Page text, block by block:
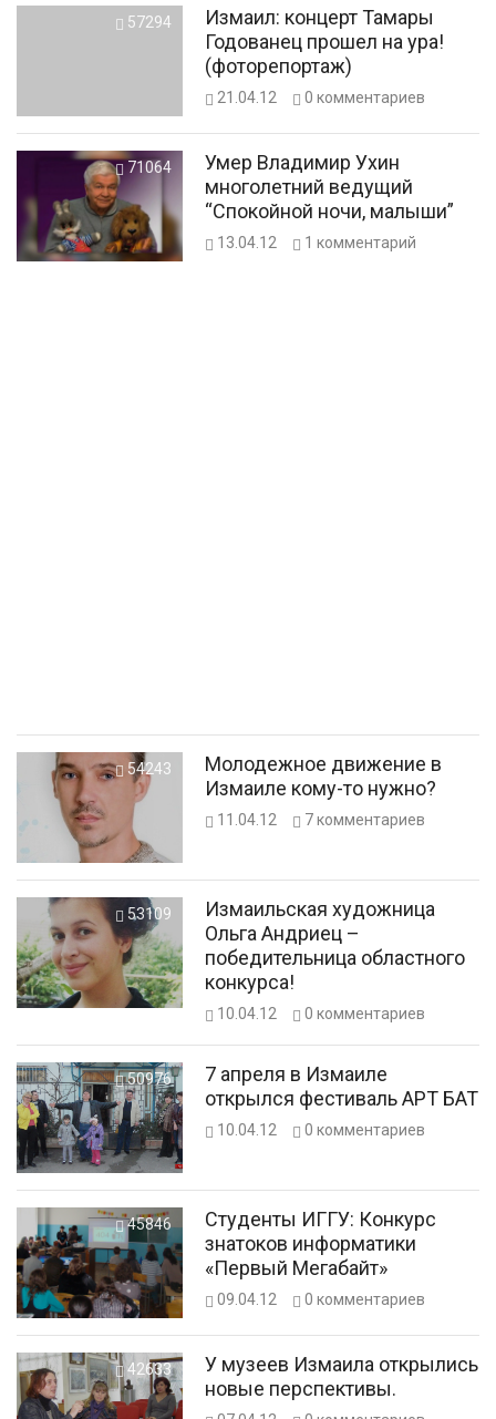
57294
Измаил: концерт Тамары
Годованец прошел на ура!
(фоторепортаж)
21.04.12 0 комментариев
71064
Умер Владимир Ухин
многолетний ведущий
“Спокойной ночи, малыши”
13.04.12 1 комментарий
54243
Молодежное движение в
Измаиле кому-то нужно?
11.04.12 7комментариев
53109
Измаильская художница
Ольга Андриец –
победительница областного
конкурса!
10.04.12 0 комментариев
50976
7 апреля в Измаиле
открылся фестиваль АРТ БАТ
10.04.12 0 комментариев
45846
Студенты ИГГУ: Конкурс
знатоков информатики
«Первый Мегабайт»
09.04.12 0 комментариев
42633
У музеев Измаила открылись
новые перспективы.